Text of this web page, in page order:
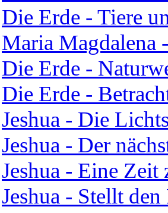
Die Erde - Tiere
Maria Magdalena
Die Erde -
Die Erde -
Jeshua - Die
Jeshua - Der
Jeshua - Eine Zeit
Jeshua - Stellt